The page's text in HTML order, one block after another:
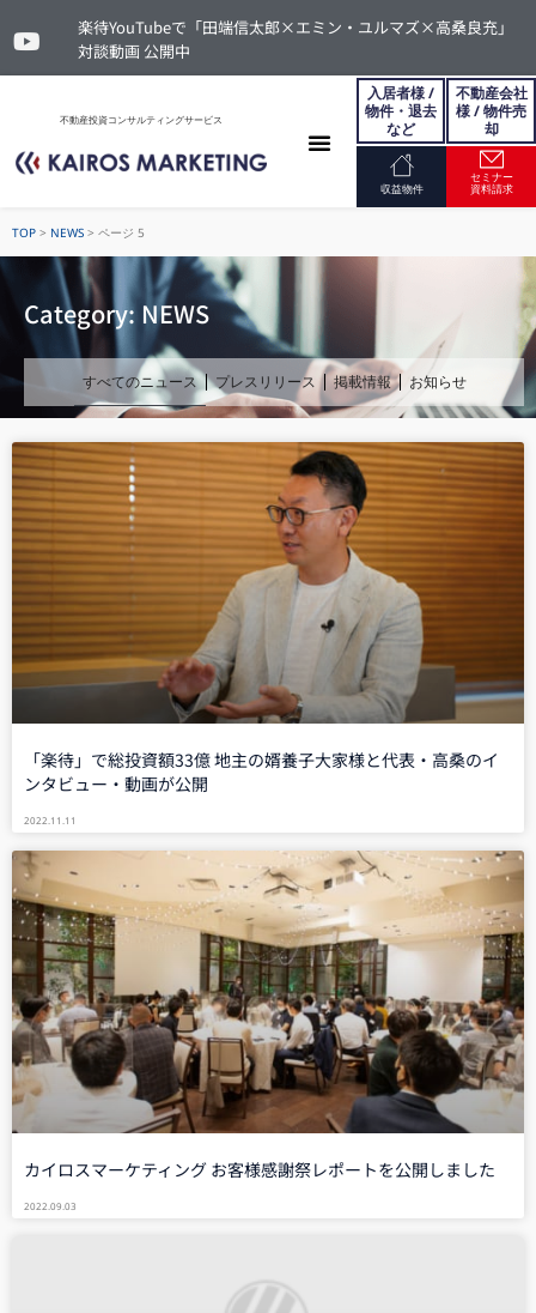
楽待YouTubeで「田端信太郎×エミン・ユルマズ×高桑良充」
対談動画 公開中
不動産投資コンサルティングサービス
入居者様 /
物件・退去
など
不動産会社
様 / 物件売
却
収益物件
セミナー
資料請求
TOP > NEWS > ページ 5
Category: NEWS
すべてのニュース プレスリリース 掲載情報 お知らせ
「楽待」で総投資額33億 地主の婿養子大家様と代表・高桑のイ
ンタビュー・動画が公開
2022.11.11
カイロスマーケティング お客様感謝祭レポートを公開しました
2022.09.03